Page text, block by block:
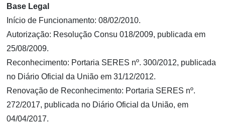
Base Legal
Início de Funcionamento: 08/02/2010.
Autorização: Resolução Consu 018/2009, publicada em
25/08/2009.
Reconhecimento: Portaria SERES nº. 300/2012, publicada
no Diário Oficial da União em 31/12/2012.
Renovação de Reconhecimento: Portaria SERES nº.
272/2017, publicada no Diário Oficial da União, em
04/04/2017.